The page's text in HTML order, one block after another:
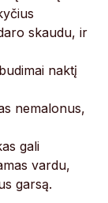
skaudu, ir
naktį
nemalonus,
gali
vardu,
garsą.